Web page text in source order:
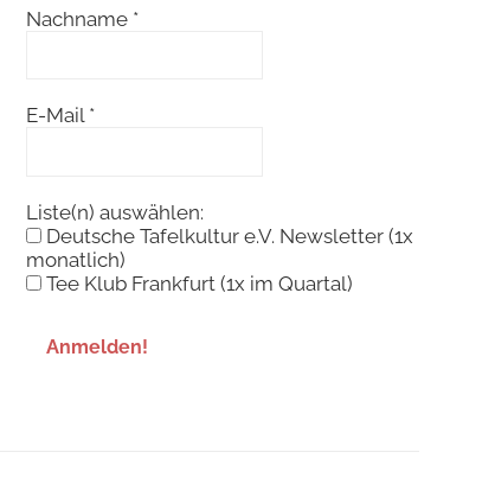
Nachname *
E-Mail *
Liste(n) auswählen:
Deutsche Tafelkultur e.V. Newsletter (1x
monatlich)
Tee Klub Frankfurt (1x im Quartal)